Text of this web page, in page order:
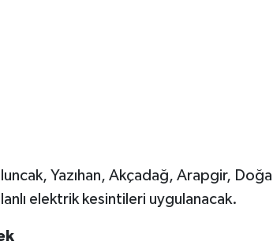
Yazıhan, Akçadağ, Arapgir,
elektrik kesintileri uygulanacak.